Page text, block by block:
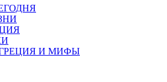
И МИФЫ